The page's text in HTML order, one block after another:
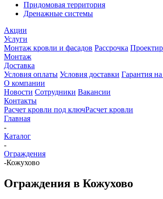
Придомовая территория
Дренажные системы
Акции
Услуги
Монтаж кровли и фасадов Рассрочка
Монтаж
Доставка
Условия оплаты Условия доставки Гарантия
О компании
Новости Сотрудники Вакансии
Контакты
Расчет кровли под ключРасчет кровли
Главная
-
Каталог
-
Ограждения
-Кожухово
Ограждения в Кожухово